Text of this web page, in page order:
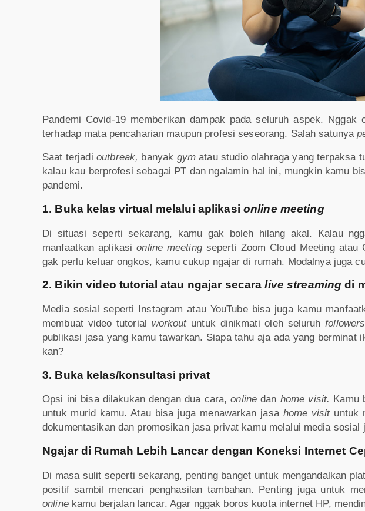
Pandemi Covid-19 memberikan dampak pada seluruh aspek.
terhadap mata pencaharian maupun profesi seseorang. Salah satunya
Saat terjadioutbreak, banyak gymatau studio olahraga yang terpaksa
kalau kau berprofesi sebagai PT dan ngalamin hal ini, mungkin kamu
pandemi.
1. Buka kelas virtual melalui aplikasi online meeting
Di situasi seperti sekarang, kamu gak boleh hilang akal. Kalau
manfaatkan aplikasionline meetingseperti Zoom Cloud Meeting atau
gak perlu keluar ongkos, kamu cukup ngajar di rumah. Modalnya juga
2. Bikin video tutorial atau ngajar secaralive streaming di
Media sosial seperti Instagram atau YouTube bisa juga kamu
membuat video tutorial workoutuntuk dinikmati oleh seluruhfollowers
publikasi jasa yang kamu tawarkan. Siapa tahu aja ada yang berminat
kan?
3. Buka kelas/konsultasi privat
Opsi ini bisa dilakukan dengan dua cara,online dan home visit. Kamu
untuk murid kamu. Atau bisa juga menawarkan jasa home visituntuk
dokumentasikan dan promosikan jasa privat kamu melalui media sosial
Ngajar di Rumah Lebih Lancar dengan Koneksi Internet
Di masa sulit seperti sekarang, penting banget untuk mengandalkan
positif sambil mencari penghasilan tambahan. Penting juga untuk
onlinekamu berjalan lancar. Agar nggak boros kuota internet HP,